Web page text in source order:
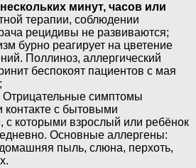
минут, часов или
терапии, соблюдении
рецидивы не развиваются;
бурно реагирует на цветение
Поллиноз, аллергический
беспокоят пациентов с мая
Отрицательные симптомы
контакте с бытовыми
с которыми взрослый или ребёнок
Основные аллергены:
пыль, слюна, перхоть,